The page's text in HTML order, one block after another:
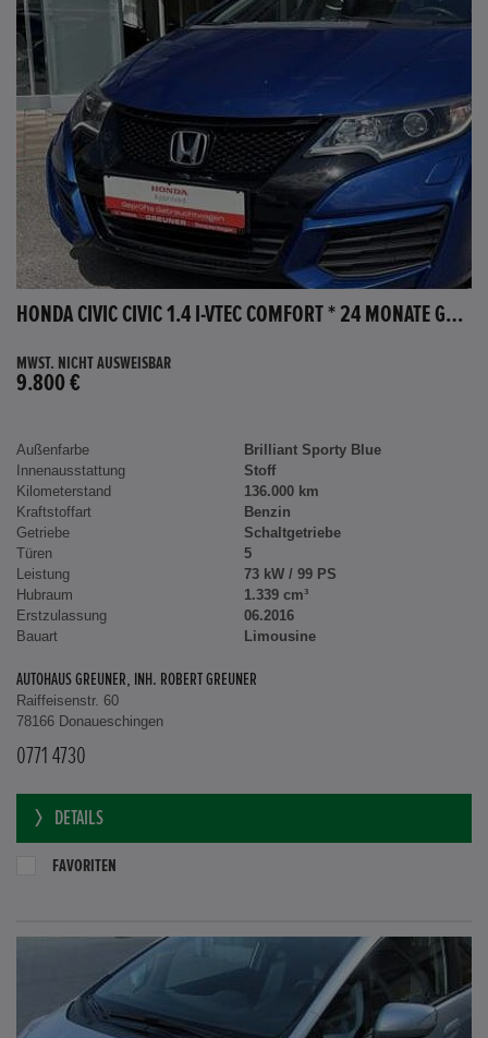
HONDA CIVIC CIVIC 1.4 I-VTEC COMFORT * 24 MONATE GARANTIE *
MWST. NICHT AUSWEISBAR
9.800 €
Außenfarbe
Brilliant Sporty Blue
Innenausstattung
Stoff
Kilometerstand
136.000 km
Kraftstoffart
Benzin
Getriebe
Schaltgetriebe
Türen
5
Leistung
73 kW / 99 PS
Hubraum
1.339 cm³
Erstzulassung
06.2016
Bauart
Limousine
AUTOHAUS GREUNER, INH. ROBERT GREUNER
Raiffeisenstr. 60
78166 Donaueschingen
0771 4730
DETAILS
FAVORITEN